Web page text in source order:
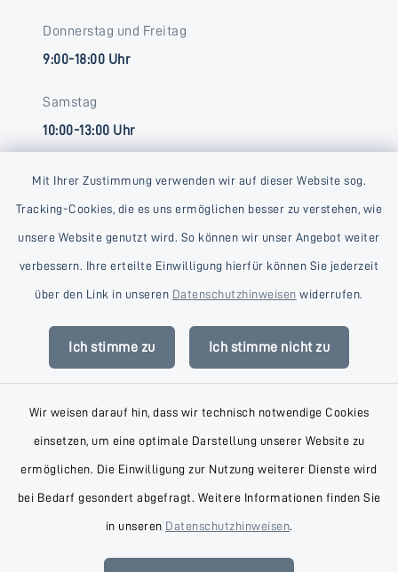
Mit Ihrer Zustimmung verwenden wir auf dieser Website sog.
Tracking-Cookies, die es uns ermöglichen besser zu verstehen, wie
unsere Website genutzt wird. So können wir unser Angebot weiter
verbessern. Ihre erteilte Einwilligung hierfür können Sie jederzeit
über den Link in unseren Datenschutzhinweisen widerrufen.
Ich stimme zu Ich stimme nicht zu
Wir weisen darauf hin, dass wir technisch notwendige Cookies
einsetzen, um eine optimale Darstellung unserer Website zu
ermöglichen. Die Einwilligung zur Nutzung weiterer Dienste wird
bei Bedarf gesondert abgefragt. Weitere Informationen finden Sie
in unseren Datenschutzhinweisen.
Donnerstag und Freitag
9:00-18:00 Uhr
Samstag
10:00-13:00 Uhr
Kontakt
Datenschutz
Impressum
Sitemap